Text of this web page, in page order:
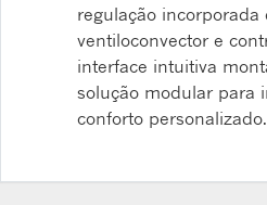
regulação
ventiloconvector e
interface intuitiva
solução modular para
conforto personalizado.